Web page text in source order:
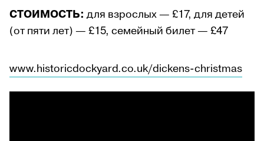
СТОИМОСТЬ: для взрослых — £17, для детей
(от пяти лет) — £15, семейный билет — £47
www.historicdockyard.co.uk/dickens-christmas